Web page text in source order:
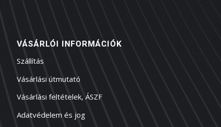
VÁSÁRLÓI INFORMÁCIÓK
Szállítás
Vásárlási útmutató
Vásárlási feltételek, ÁSZF
Adatvédelem és jog